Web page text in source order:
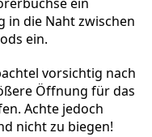
die Naht zwischen
ein.
vorsichtig nach
Öffnung für das
Achte jedoch
nicht zu biegen!